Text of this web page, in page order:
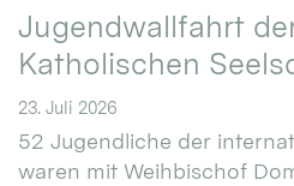
Jugendwallfahrt
Katholischen
23. Juli 2026
52 Jugendliche der
waren mit Weihbischof